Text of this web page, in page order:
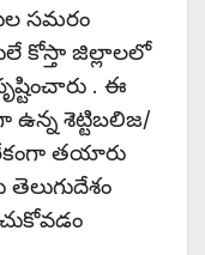
సమరం
కోస్తా జిల్లాలలో
. ఈ
ఉన్న శెట్టిబలిజ/
తయారు
తెలుగుదేశం